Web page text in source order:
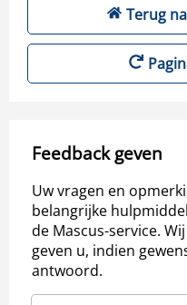
Terug
Feedback geven
Uw vragen en
belangrijke
de Mascus-service.
geven u, indien
antwoord.